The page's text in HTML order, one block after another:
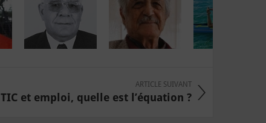
ARTICLE SUIVANT
TIC et emploi, quelle est l’équation ?